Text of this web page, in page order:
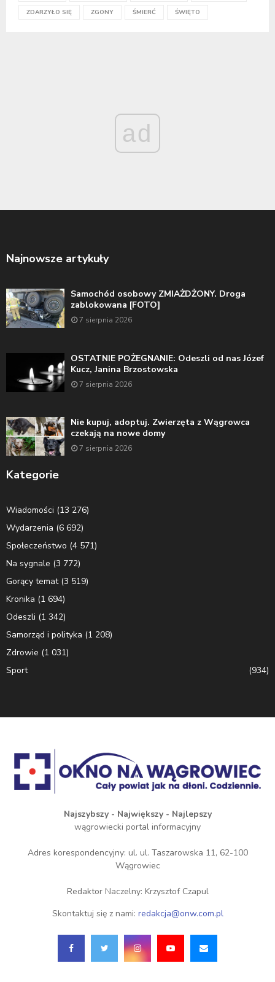
ZDARZYŁO SIĘ ZGONY ŚMIERĆ ŚWIĘTO
ad
Najnowsze artykuły
Samochód osobowy ZMIAŻDŻONY. Droga
zablokowana [FOTO]
7 sierpnia 2026
OSTATNIE POŻEGNANIE: Odeszli od nas Józef
Kucz, Janina Brzostowska
7 sierpnia 2026
Nie kupuj, adoptuj. Zwierzęta z Wągrowca
czekają na nowe domy
7 sierpnia 2026
Kategorie
Wiadomości (13 276)
Wydarzenia (6 692)
Społeczeństwo (4 571)
Na sygnale (3 772)
Gorący temat(3 519)
Kronika (1 694)
Odeszli (1 342)
Samorząd i polityka (1 208)
Zdrowie (1 031)
Sport
(934)
Najszybszy - Największy - Najlepszy
wągrowiecki portal informacyjny
Adres korespondencyjny: ul. ul. Taszarowska 11, 62-100
Wągrowiec
Redaktor Naczelny: Krzysztof Czapul
Skontaktuj się z nami: redakcja@onw.com.pl